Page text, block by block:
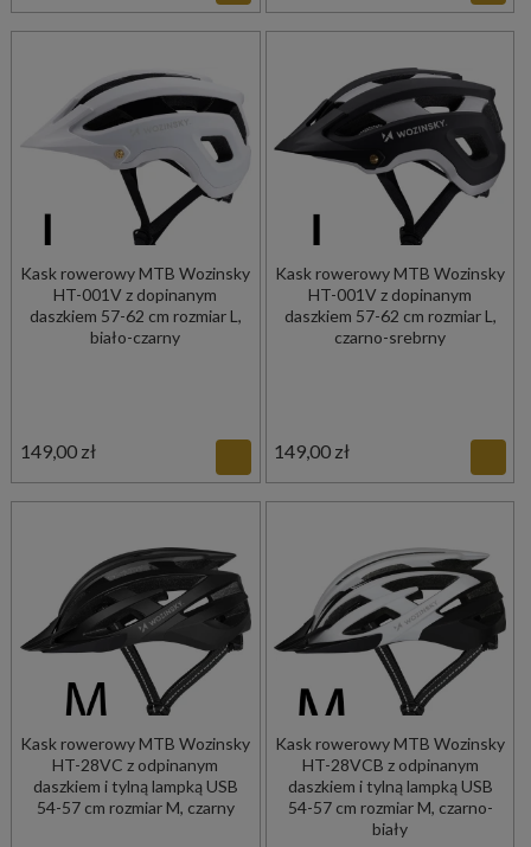
Kask rowerowy MTB Wozinsky
HT-001V z dopinanym
daszkiem 57-62 cm rozmiar L,
biało-czarny
149,00 zł
Kask rowerowy MTB Wozinsky
HT-001V z dopinanym
daszkiem 57-62 cm rozmiar L,
czarno-srebrny
149,00 zł
Kask rowerowy MTB Wozinsky
HT-28VC z odpinanym
daszkiem i tylną lampką USB
54-57 cm rozmiar M, czarny
Kask rowerowy MTB Wozinsky
HT-28VCB z odpinanym
daszkiem i tylną lampką USB
54-57 cm rozmiar M, czarno-
biały